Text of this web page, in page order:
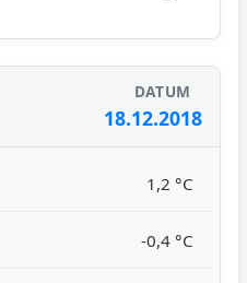
18.12.2018
1,2 °C
-0,4 °C